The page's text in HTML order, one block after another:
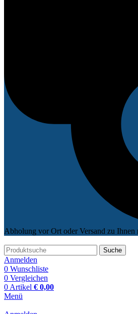
Abholung vor Ort oder Versand zu Ihnen
Suche
Anmelden
0 Wunschliste
0 Vergleichen
0 Artikel € 0,00
Menü